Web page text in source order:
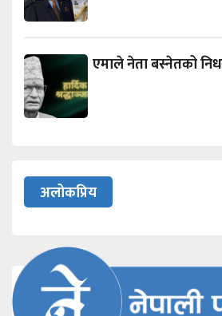
एमाले नेता बस्नेतको
अलोकप्रिय